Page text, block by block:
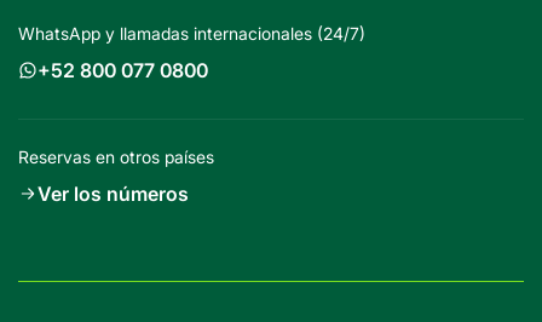
WhatsApp y llamadas internacionales (24/7)
+52 800 077 0800
Reservas en otros países
Ver los números